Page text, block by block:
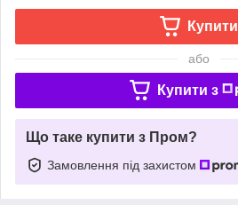
Купити
або
Купити з
Що таке купити з Пром?
Замовлення під захистом